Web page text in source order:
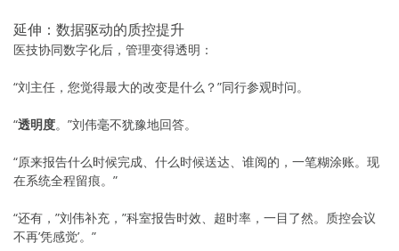
延伸：数据驱动的质控提升
医技协同数字化后，管理变得透明：
“刘主任，您觉得最大的改变是什么？”同行参观时问。
“透明度。”刘伟毫不犹豫地回答。
“原来报告什么时候完成、什么时候送达、谁阅的，一笔糊涂账。现
在系统全程留痕。”
“还有，”刘伟补充，”科室报告时效、超时率，一目了然。质控会议
不再’凭感觉’。”